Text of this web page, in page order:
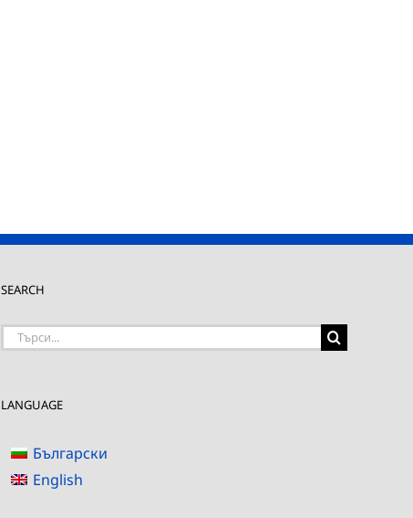
SEARCH
Търсене
LANGUAGE
Български
English